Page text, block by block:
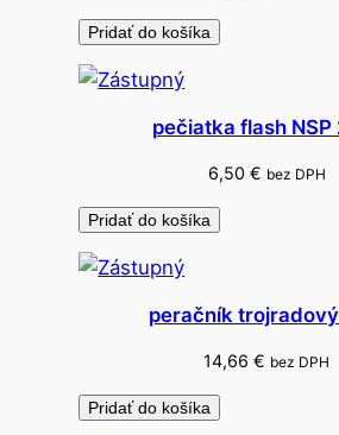
.
6
s
o
r
Pridať do košíka
pečiatka flash NSP
6,50 € bez DPH
Pridať do košíka
peračník
14,66 € bez DPH
Pridať do košíka